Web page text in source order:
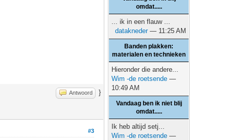
Antwoord }
#3
omdat.....
... ik in een flauw ...
datakneder— 11:25 AM
Banden plakken:
materialen en technieken
Hieronder die andere...
Wim -de roetsende —
10:49 AM
Vandaag ben ik niet blij
omdat.....
Ik heb altijd setj...
Wim -de roetsende —